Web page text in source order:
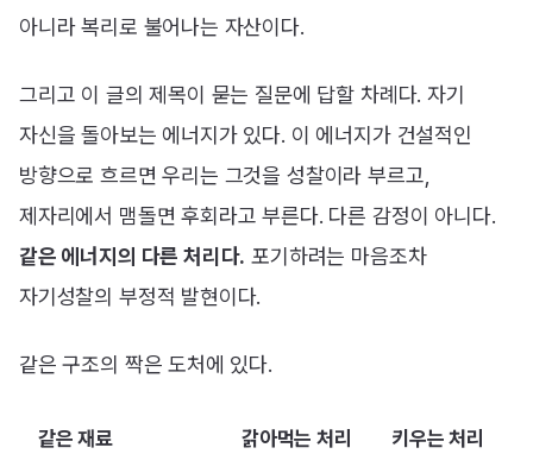
아니라 복리로 불어나는 자산이다.
그리고 이 글의 제목이 묻는 질문에 답할 차례다. 자기
자신을 돌아보는 에너지가 있다. 이 에너지가 건설적인
방향으로 흐르면 우리는 그것을 성찰이라 부르고,
제자리에서 맴돌면 후회라고 부른다. 다른 감정이 아니다.
같은 에너지의 다른 처리다. 포기하려는 마음조차
자기성찰의 부정적 발현이다.
같은 구조의 짝은 도처에 있다.
같은 재료 갉아먹는 처리 키우는 처리